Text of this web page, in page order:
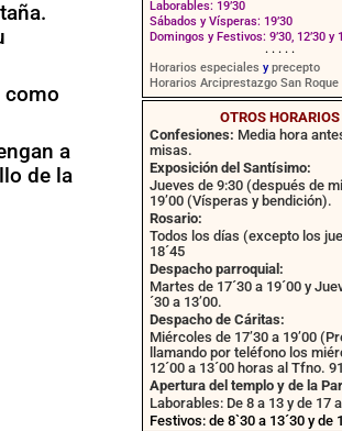
como
a
de la
o
o
k
p
p
Laborables: 19’30
Sábados y Vísperas: 19’30
Domingos y Festivos: 9’30, 12’30 y
· · · · ·
Horarios especiales yprecepto
Horarios Arciprestazgo San Roque
OTROS HORARIOS
Confesiones: Media hora
misas.
Exposición del Santísimo:
Jueves de 9:30 (después de
19’00 (Vísperas y bendición).
Rosario:
Todos los días (excepto los
18´45
Despacho parroquial:
Martes de 17´30 a 19´00 y
´30 a 13’00.
Despacho de Cáritas:
Miércoles de 17’30 a 19’00
llamando por teléfono los
12´00 a 13´00 horas al Tfno.
Apertura del templo y de la
Laborables: De 8 a 13 y de 17
Festivos: de 8`30 a 13´30 y de